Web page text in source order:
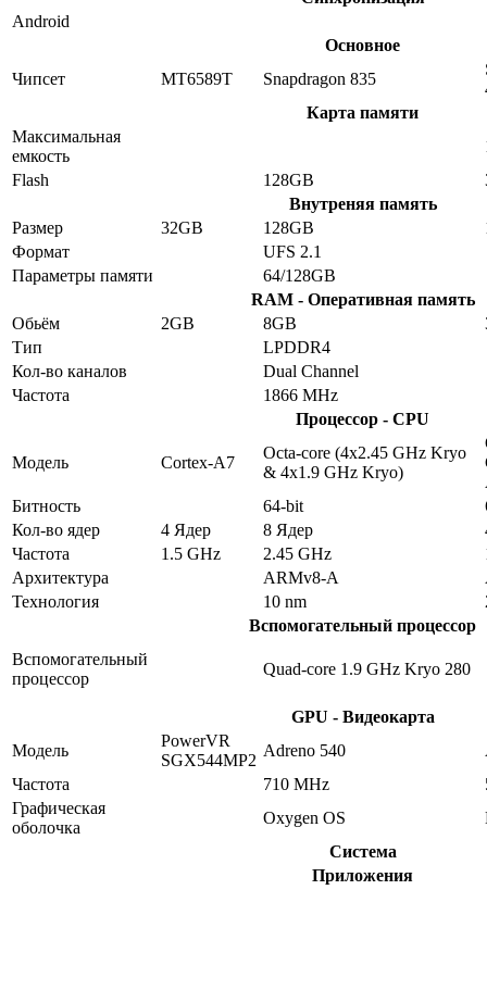
Android
Основное
Чипсет
MT6589T Snapdragon 835
Карта памяти
Максимальная
емкость
Flash
128GB
Внутреняя память
Размер
32GB 128GB
Формат
UFS 2.1
Параметры памяти
64/128GB
RAM - Оперативная память
Обьём
2GB 8GB
Тип
LPDDR4
Кол-во каналов
Dual Channel
Частота
1866 MHz
Процессор - CPU
Модель Cortex-A7
Octa-core (4x2.45 GHz Kryo
& 4x1.9 GHz Kryo)
Битность
64-bit
Кол-во ядер
4 Ядер 8 Ядер
Частота
1.5 GHz 2.45 GHz
Архитектура
ARMv8-A
Технология
10 nm
Вспомогательный процессор
Вспомогательный
процессор
Quad-core 1.9 GHz Kryo 280
GPU - Видеокарта
Модель
PowerVR
SGX544MP2
Adreno 540
Частота
710 MHz
Графическая
оболочка
Oxygen OS
Система
Приложения